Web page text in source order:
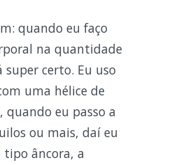
quando eu faço
na quantidade
certo. Eu uso
uma hélice de
eu passo a
ou mais, daí eu
tipo âncora, a